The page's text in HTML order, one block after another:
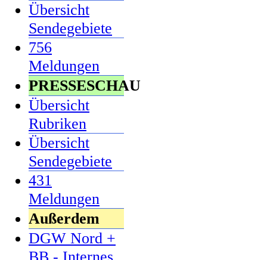
Übersicht
Sendegebiete
756
Meldungen
PRESSESCHAU
Übersicht
Rubriken
Übersicht
Sendegebiete
431
Meldungen
Außerdem
DGW Nord +
BB - Internes